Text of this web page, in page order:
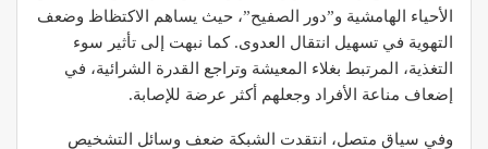
الأحياء الهامشية و”دور الصفيح”، حيث يساهم الاكتظاظ وضعف
التهوية في تسهيل انتقال العدوى. كما نبهت إلى تأثير سوء
التغذية، المرتبط بغلاء المعيشة وتراجع القدرة الشرائية، في
إضعاف مناعة الأفراد وجعلهم أكثر عرضة للإصابة.
وفي سياق متصل، انتقدت الشبكة ضعف وسائل التشخيص